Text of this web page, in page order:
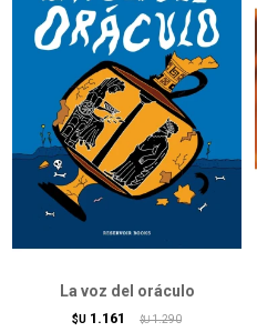
La voz del oráculo
$U 1.161 $U 1.290